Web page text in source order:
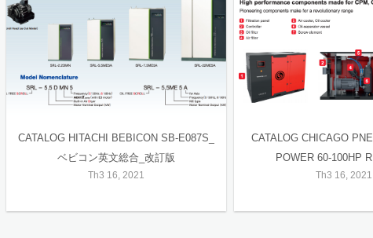
CATALOG HITACHI BEBICON SB-E087S_
ベビコン英文総合_改訂版
Th3 16, 2021
CATALOG CHICAGO
POWER 60-100HP
Th3 16, 2021